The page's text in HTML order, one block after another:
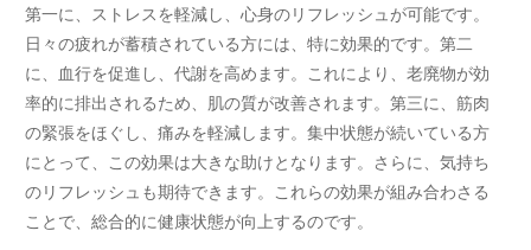
第一に、ストレスを軽減し、心身のリフレッシュが可能です。
日々の疲れが蓄積されている方には、特に効果的です。第二
に、血行を促進し、代謝を高めます。これにより、老廃物が効
率的に排出されるため、肌の質が改善されます。第三に、筋肉
の緊張をほぐし、痛みを軽減します。集中状態が続いている方
にとって、この効果は大きな助けとなります。さらに、気持ち
のリフレッシュも期待できます。これらの効果が組み合わさる
ことで、総合的に健康状態が向上するのです。